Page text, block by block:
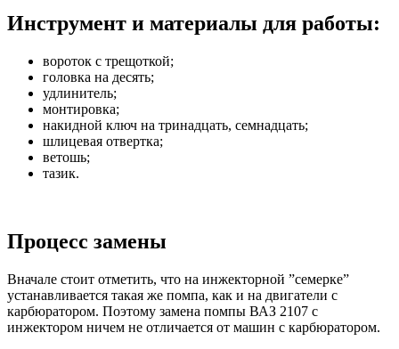
Инструмент и материалы для работы:
вороток с трещоткой;
головка на десять;
удлинитель;
монтировка;
накидной ключ на тринадцать, семнадцать;
шлицевая отвертка;
ветошь;
тазик.
Процесс замены
Вначале стоит отметить, что на инжекторной ”семерке”
устанавливается такая же помпа, как и на двигатели с
карбюратором. Поэтому замена помпы ВАЗ 2107 с
инжектором ничем не отличается от машин с карбюратором.